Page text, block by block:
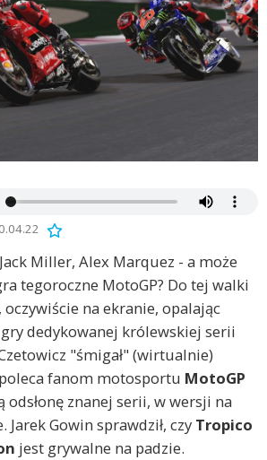
Miller, Alex Marquez - a może
tegoroczne MotoGP? Do tej walki
oczywiście na ekranie, opalając
dedykowanej królewskiej serii
"śmigał" (wirtualnie)
fanom motosportu MotoGP
odsłonę znanej serii, w wersji na
Jarek Gowin sprawdził, czy Tropico
jest grywalne na padzie.